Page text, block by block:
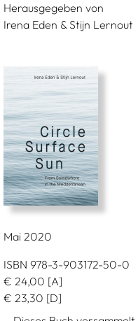
Herausgegeben von
Irena Eden & Stijn Lernout
Mai 2020
ISBN 978-3-903172-50-0
€ 24,00 [A]
€ 23,30 [D]